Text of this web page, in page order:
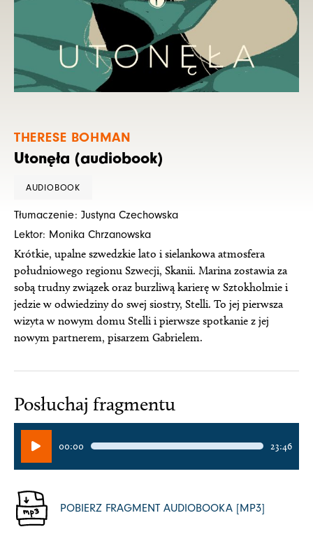
THERESE BOHMAN
Utonęła (audiobook)
AUDIOBOOK
Tłumaczenie: Justyna Czechowska
Lektor: Monika Chrzanowska
Krótkie, upalne szwedzkie lato i sielankowa atmosfera
południowego regionu Szwecji, Skanii. Marina zostawia za
sobą trudny związek oraz burzliwą karierę w Sztokholmie i
jedzie w odwiedziny do swej siostry, Stelli. To jej pierwsza
wizyta w nowym domu Stelli i pierwsze spotkanie z jej
nowym partnerem, pisarzem Gabrielem.
Posłuchaj fragmentu
plików
dźwiękowych
00:00 23:46
POBIERZ FRAGMENT AUDIOBOOKA [MP3]